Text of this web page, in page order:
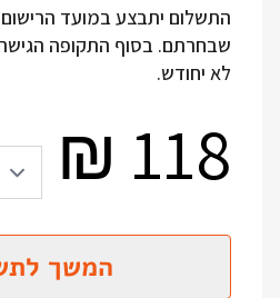
התשלום יתבצע במועד
שבחרתם. בסוף התקופה
לא יחודש.
118
₪
המשך